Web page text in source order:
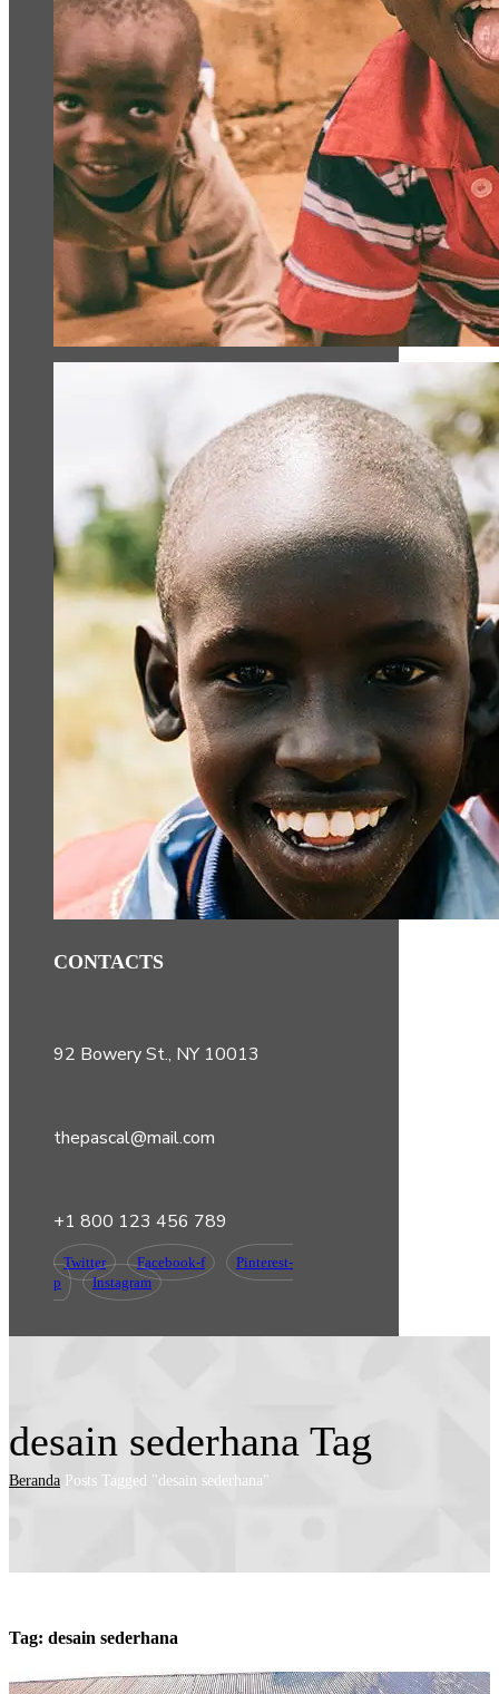
CONTACTS
92 Bowery St., NY 10013
thepascal@mail.com
+1 800 123 456 789
Twitter Facebook-f
Pinterest-
p
Instagram
desain sederhana Tag
Beranda Posts Tagged "desain sederhana"
Tag: desain sederhana